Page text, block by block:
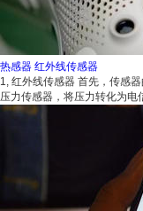
热感器 红外线传感器
1, 红外线传感器 首先，传感
压力传感器，将压力转化为电